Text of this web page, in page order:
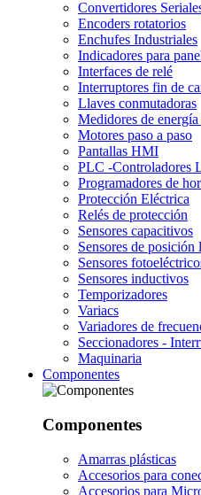
Convertidores
Encoders rotatorios
Enchufes Industriales
Indicadores para
Interfaces de relé
Interruptores fin de
Llaves conmutadoras
Medidores de
Motores paso a paso
Pantallas HMI
PLC -Controladores
Programadores de
Protección Eléctrica
Relés de protección
Sensores capacitivos
Sensores de posición
Sensores
Sensores inductivos
Temporizadores
Variacs
Variadores de
Seccionadores -
Maquinaria
Componentes
Componentes
Amarras plásticas
Accesorios para
Accesorios para